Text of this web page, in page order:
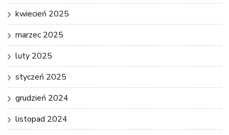
kwiecień 2025
marzec 2025
luty 2025
styczeń 2025
grudzień 2024
listopad 2024